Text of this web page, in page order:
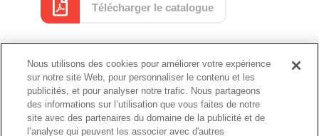
Télécharger le catalogue
Catalogue
Nous utilisons des cookies pour améliorer votre expérience
sur notre site Web, pour personnaliser le contenu et les
publicités, et pour analyser notre trafic. Nous partageons
des informations sur l’utilisation que vous faites de notre
site avec des partenaires du domaine de la publicité et de
l’analyse qui peuvent les associer avec d'autres